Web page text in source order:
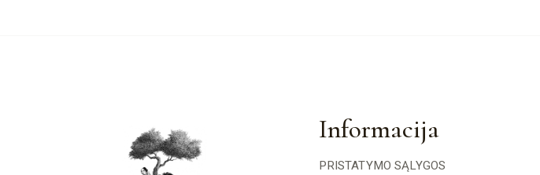
Informacija
PRISTATYMO SĄLYGOS